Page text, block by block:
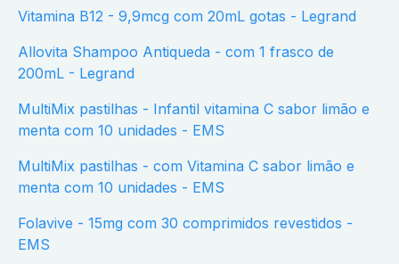
Vitamina B12 - 9,9mcg com 20mL gotas - Legrand
Allovita Shampoo Antiqueda - com 1 frasco de
200mL - Legrand
MultiMix pastilhas - Infantil vitamina C sabor limão e
menta com 10 unidades - EMS
MultiMix pastilhas - com Vitamina C sabor limão e
menta com 10 unidades - EMS
Folavive - 15mg com 30 comprimidos revestidos -
EMS